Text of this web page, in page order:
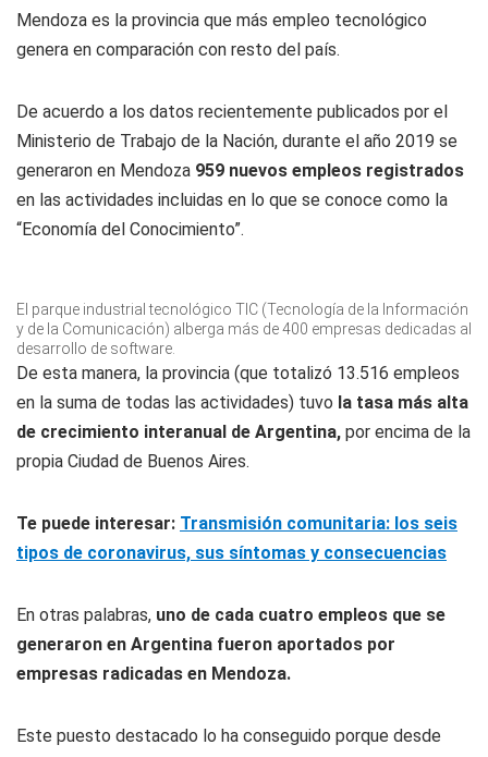
Mendoza es la provincia que más empleo tecnológico
genera en comparación con resto del país.
De acuerdo a los datos recientemente publicados por el
Ministerio de Trabajo de la Nación, durante el año 2019 se
generaron en Mendoza 959 nuevos empleos registrados
en las actividades incluidas en lo que se conoce como la
“Economía del Conocimiento”.
El parque industrial tecnológico TIC (Tecnología de la Información
y de la Comunicación) alberga más de 400 empresas dedicadas al
desarrollo de software.
De esta manera, la provincia (que totalizó 13.516 empleos
en la suma de todas las actividades) tuvo la tasa más alta
de crecimiento interanual de Argentina, por encima de la
propia Ciudad de Buenos Aires.
Te puede interesar: Transmisión comunitaria: los seis
tipos de coronavirus, sus síntomas y consecuencias
En otras palabras, uno de cada cuatro empleos que se
generaron en Argentina fueron aportados por
empresas radicadas en Mendoza.
Este puesto destacado lo ha conseguido porque desde